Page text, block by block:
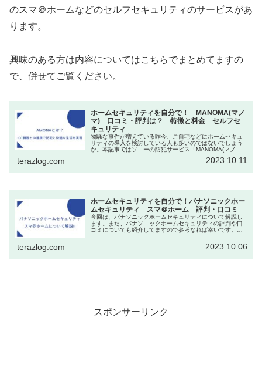
のスマ＠ホームなどのセルフセキュリティのサービスがあ
ります。
興味のある方は内容についてはこちらでまとめてますの
で、併せてご覧ください。
ホームセキュリティを自分で！ MANOMA(マノ
マ) 口コミ・評判は？ 特徴と料金 セルフセ
キュリティ
物騒な事件が増えている昨今、ご自宅などにホームセキュ
リティの導入を検討している人も多いのではないでしょう
か。本記事ではソニーの防犯サービス「MANOMA(マノ
terazlog.com 2023.10.11
ホームセキュリティを自分で！パナソニックホー
ムセキュリティ スマ＠ホーム 評判・口コミ
今回は、パナソニックホームセキュリティについて解説し
ます。また、パナソニックホームセキュリティの評判や口
コミについても紹介してますので参考なれば幸いです。パ
terazlog.com 2023.10.06
スポンサーリンク